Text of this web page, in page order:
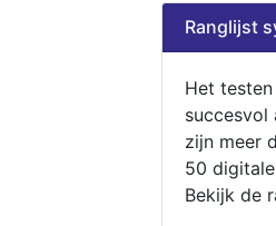
Ranglijst
Het
succesvol
zijn meer
50
Bekijk de